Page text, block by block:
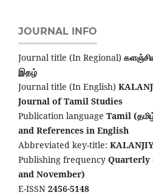
JOURNAL INFO
Journal title (In Regional)
இதழ்
Journal title (In English)
Journal of Tamil Studies
Publication language Tamil
and References in English
Abbreviated key-title:
Publishing frequency Quarterly
and November)
E-ISSN 2456-5148